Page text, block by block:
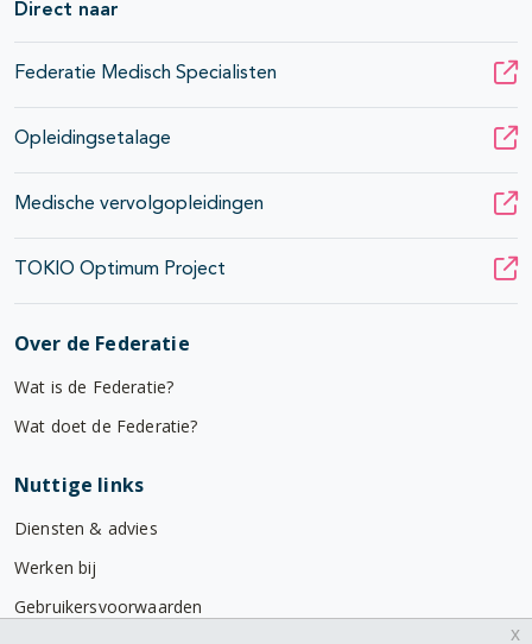
Direct naar
Federatie Medisch Specialisten
Opleidingsetalage
Medische vervolgopleidingen
TOKIO Optimum Project
Over de Federatie
Wat is de Federatie?
Wat doet de Federatie?
Nuttige links
Diensten & advies
Werken bij
Gebruikersvoorwaarden
x